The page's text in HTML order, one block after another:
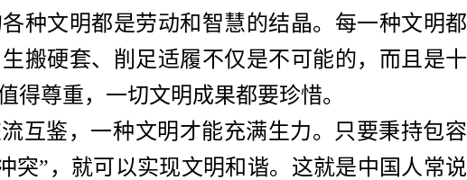
种文明都是劳动和智慧的结晶。每一种文明都
搬硬套、削足适履不仅是不可能的，而且是十
得尊重，一切文明成果都要珍惜。
互鉴，一种文明才能充满生力。只要秉持包容
突”，就可以实现文明和谐。这就是中国人常说